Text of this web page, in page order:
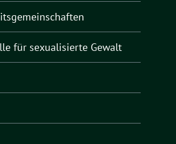
für sexualisierte Gewalt